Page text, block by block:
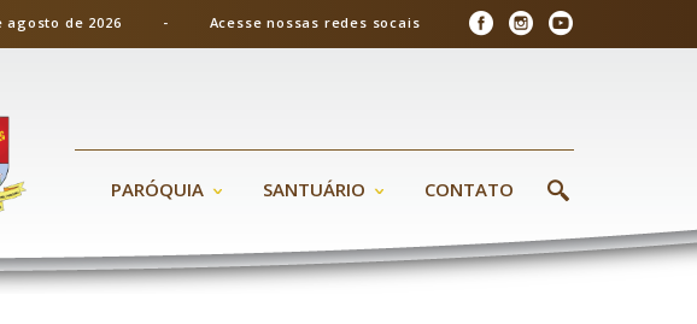
agosto de 2026 - Acesse nossas redes socais
PARÓQUIA SANTUÁRIO CONTATO